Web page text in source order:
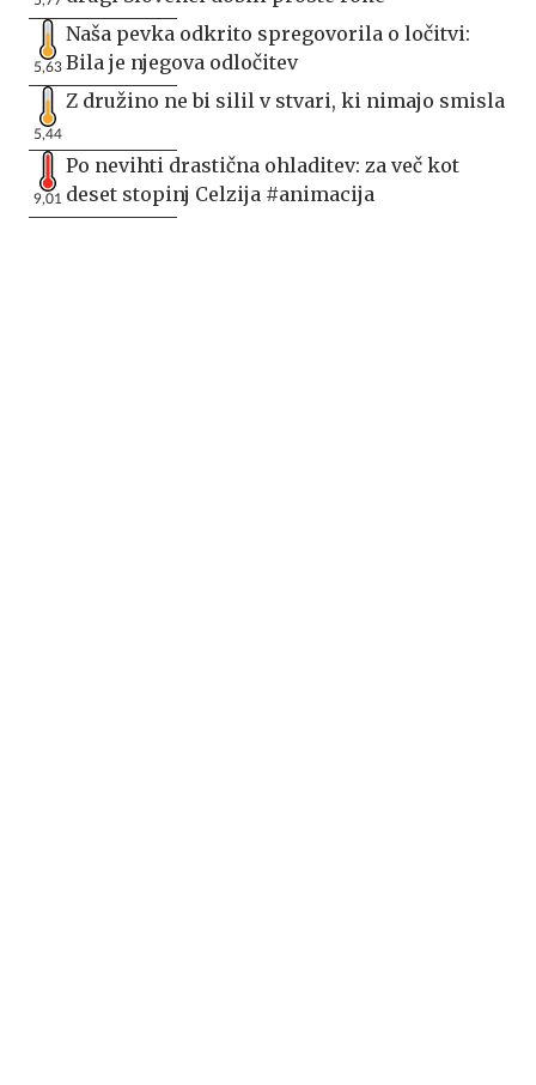
5,63
Naša pevka odkrito spregovorila o ločitvi:
Bila je njegova odločitev
5,44
Z družino ne bi silil v stvari, ki nimajo smisla
9,01
Po nevihti drastična ohladitev: za več kot
deset stopinj Celzija #animacija